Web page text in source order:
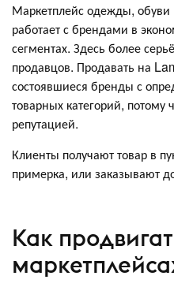
Маркетплейс одежды, обуви
работает с брендами в
сегментах. Здесь более
продавцов. Продавать на
состоявшиеся бренды с
товарных категорий, потому
репутацией.
Клиенты получают товар в
примерка, или заказывают
Как